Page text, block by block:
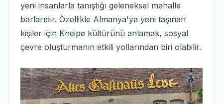
yeni insanlarla tanıştığı geleneksel mahalle
barlarıdır. Özellikle Almanya'ya yeni taşınan
kişiler için Kneipe kültürünü anlamak, sosyal
çevre oluşturmanın etkili yollarından biri olabilir.